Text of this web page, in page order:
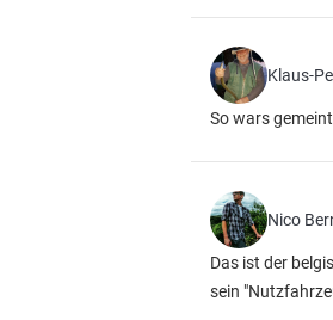
Klaus-
So wars
Nico
Das ist der
sein